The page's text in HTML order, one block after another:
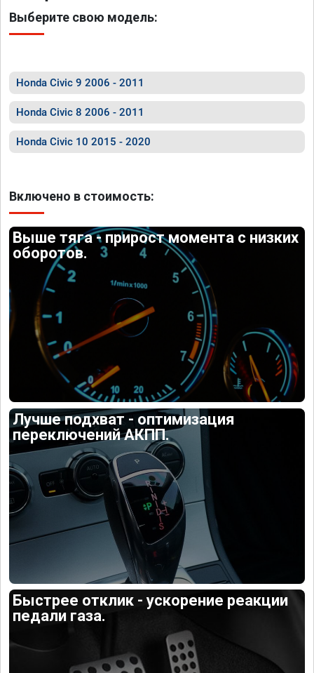
Выберите свою модель:
Honda Civic 9 2006 - 2011
Honda Civic 8 2006 - 2011
Honda Civic 10 2015 - 2020
Включено в стоимость:
Выше тяга - прирост момента с низких
оборотов.
Лучше подхват - оптимизация
переключений АКПП.
Быстрее отклик - ускорение реакции
педали газа.